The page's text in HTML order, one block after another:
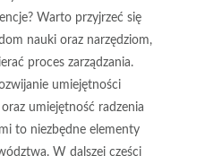
Warto przyjrzeć się
nauki oraz narzędziom,
proces zarządzania.
umiejętności
umiejętność radzenia
to niezbędne elementy
W dalszej części